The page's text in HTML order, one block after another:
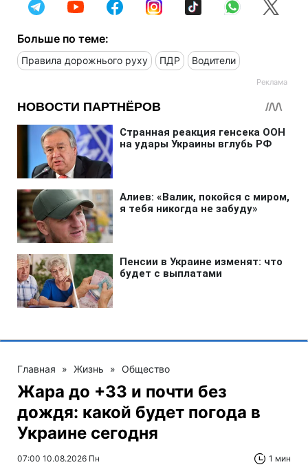
Больше по теме:
Правила дорожнього руху ПДР Водители
Главная » Жизнь » Общество
Жара до +33 и почти без
дождя: какой будет погода в
Украине сегодня
07:00 10.08.2026 Пн 1 мин